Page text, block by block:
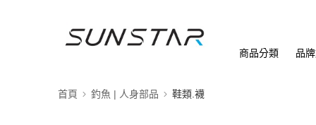
商品分類 品
首頁 釣魚 | 人身部品 鞋類.襪